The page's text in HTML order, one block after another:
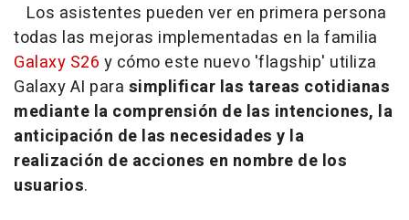
Los asistentes pueden ver en primera persona
todas las mejoras implementadas en la familia
Galaxy S26 y cómo este nuevo 'flagship' utiliza
Galaxy AI para simplificar las tareas cotidianas
mediante la comprensión de las intenciones, la
anticipación de las necesidades y la
realización de acciones en nombre de los
usuarios.